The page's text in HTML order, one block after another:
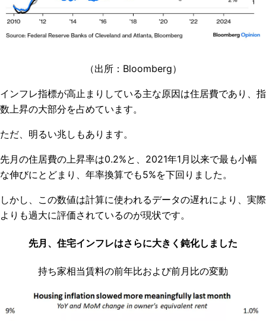
（出所： Bloomberg）
インフレ指標が高止まりしている主な原因は住居費であり、指
数上昇の大部分を占めています。
ただ、明るい兆しもあります。
先月の住居費の上昇率は0.2%と、2021年1月以来で最も小幅
な伸びにとどまり、年率換算でも5%を下回りました。
しかし、この数値は計算に使われるデータの遅れにより、実際
よりも過大に評価されているのが現状です。
先月、住宅インフレはさらに大きく鈍化しました
持ち家相当賃料の前年比および前月比の変動